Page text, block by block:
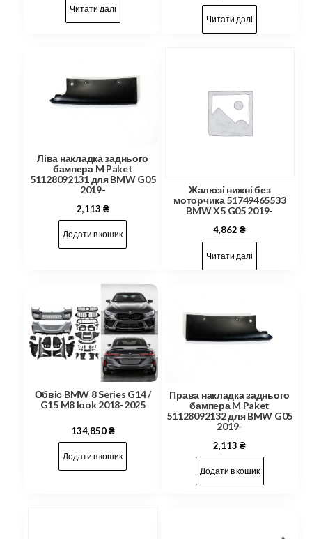
Читати далі
Читати далі
Ліва накладка заднього
бампера M Paket
51128092131 для BMW G05
2019-
2,113 ₴
Додати в кошик
Жалюзі нижні без
моторчика 51749465533
BMW X5 G05 2019-
4,862₴
Читати далі
Обвіс BMW 8 Series G14 /
G15 M8 look 2018-2025
134,850₴
Додати в кошик
Права накладка заднього
бампера M Paket
51128092132 для BMW G05
2019-
2,113₴
Додати в кошик